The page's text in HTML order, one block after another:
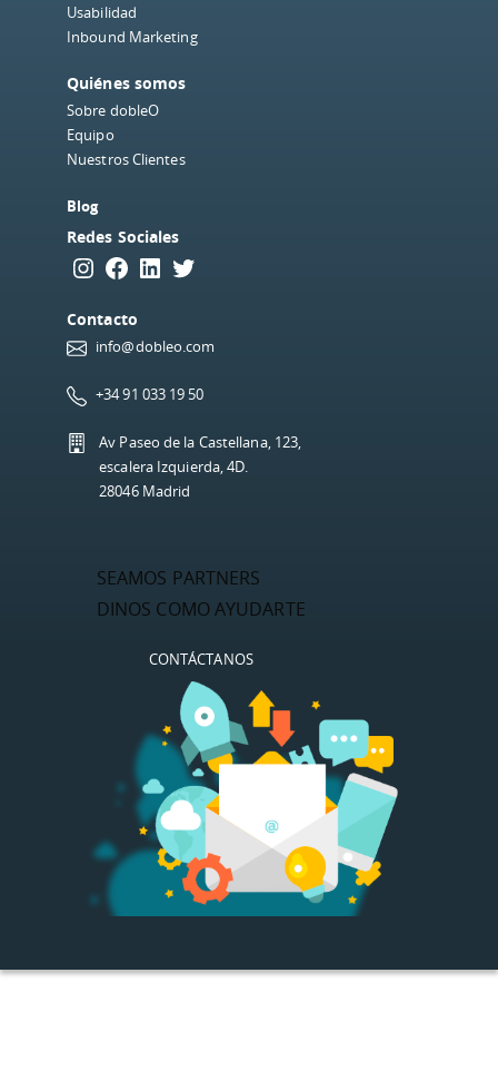
Usabilidad
Inbound Marketing
Quiénes somos
Sobre dobleO
Equipo
Nuestros Clientes
Blog
Redes Sociales
Instagram Facebook LinkedIn Twitter
Contacto
info@dobleo.com
+34 91 033 19 50
Av Paseo de la Castellana, 123,
escalera Izquierda, 4D.
28046 Madrid
SEAMOS PARTNERS
DINOS COMO AYUDARTE
CONTÁCTANOS